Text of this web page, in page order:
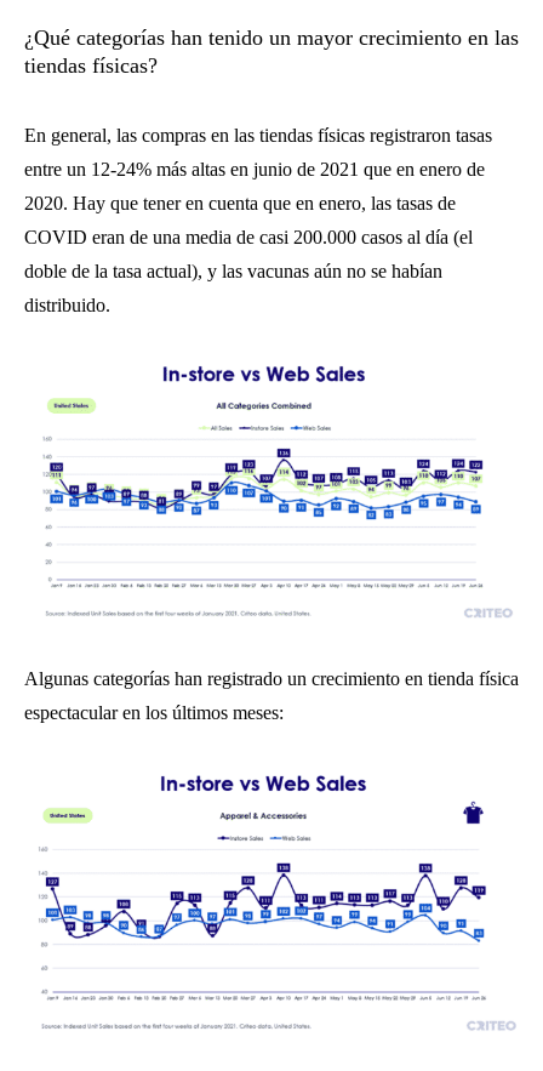
¿Qué categorías han tenido un mayor crecimiento en las
tiendas físicas?
En general, las compras en las tiendas físicas registraron tasas
entre un 12-24% más altas en junio de 2021 que en enero de
2020. Hay que tener en cuenta que en enero, las tasas de
COVID eran de una media de casi 200.000 casos al día (el
doble de la tasa actual), y las vacunas aún no se habían
distribuido.
Algunas categorías han registrado un crecimiento en tienda física
espectacular en los últimos meses: